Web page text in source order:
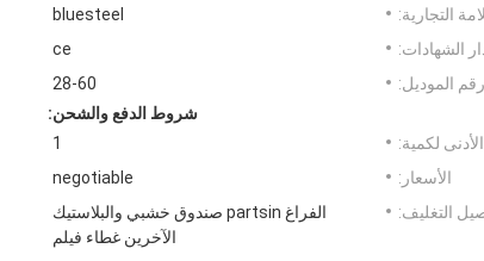
التجارية:
bluesteel
الشهادات:
ce
رقم الموديل:
28-60
شروط الدفع والشحن:
لكمية:
1
الأسعار:
negotiable
التغليف:
الفراغ partsin صندوق خشبي والبلاستيك
الآخرين غطاء فيلم